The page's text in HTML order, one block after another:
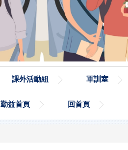
課外活動組 軍訓室
勤益首頁 回首頁